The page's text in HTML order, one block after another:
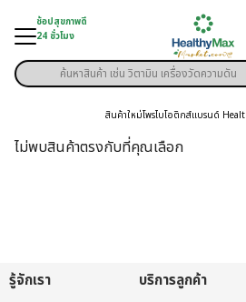
content
ช้อปสุขภาพดี
24 ชั่วโมง
มู่สินค้า
สุขภาพ
Products
search
สินค้าใหม่โพรไบโอติกส์แบรนด์
ไม่พบสินค้าตรงกับที่คุณเลือก
รู้จักเรา บริการลูกค้า